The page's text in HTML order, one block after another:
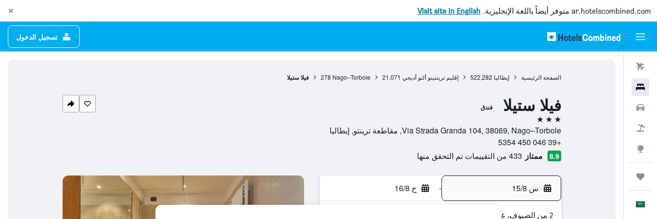
ar.hotelscombined.com متوفر أيضاً باللغة الإنجليزية. Visit site in English
تسجيل الدخول
الصفحة الرئيسية إيطاليا 522,282 إقليم ترينتينو ألتو أديجي 21,071
Nago–Torbole
278 فيلا ستيلا
فيلا ستيلا فندق
3 نجوم
Via Strada Granda 104, 38069, Nago–Torbole, مقاطعة ترينتو, إيطاليا
+39 046 450 5354
8.9 ممتاز 433 من التقييمات تم التحقق منها
س 15/8 - ح 16/8
2 من الضيوف، غرفة واحدة